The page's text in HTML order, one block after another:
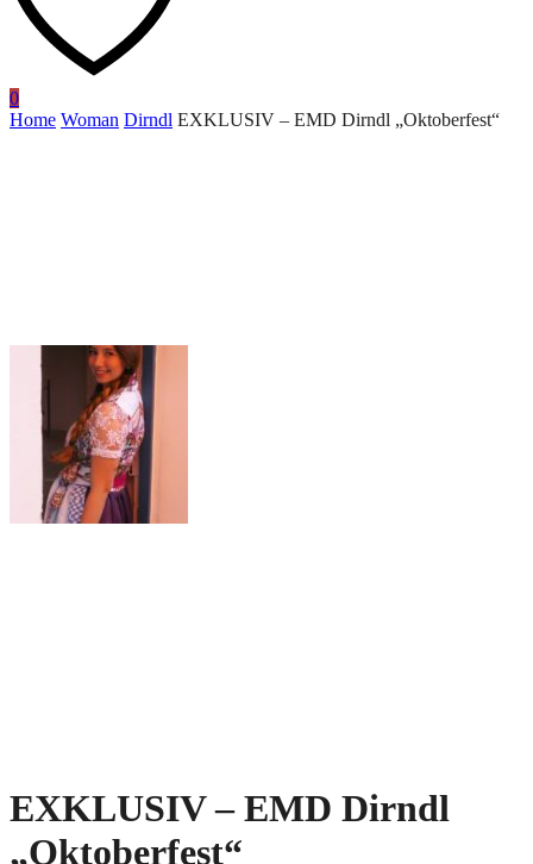
0
Home Woman Dirndl EXKLUSIV – EMD Dirndl „Oktoberfest“
EXKLUSIV – EMD Dirndl
„Oktoberfest“